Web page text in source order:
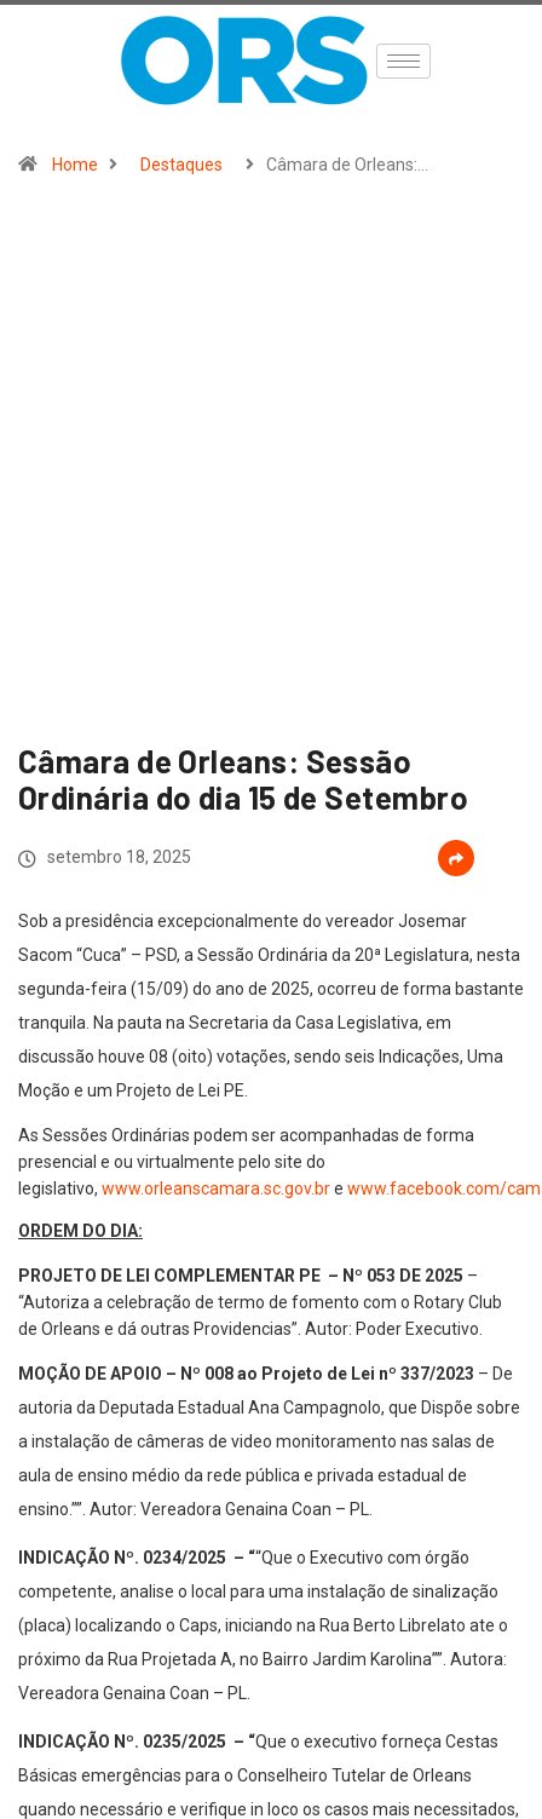
Home Destaques Câmara de Orleans:…
Câmara de Orleans: Sessão
Ordinária do dia 15 de Setembro
setembro 18, 2025
Sob a presidência excepcionalmente do vereador Josemar
Sacom “Cuca” – PSD, a Sessão Ordinária da 20ª Legislatura, nesta
segunda-feira (15/09) do ano de 2025, ocorreu de forma bastante
tranquila. Na pauta na Secretaria da Casa Legislativa, em
discussão houve 08 (oito) votações, sendo seis Indicações, Uma
Moção e um Projeto de Lei PE.
As Sessões Ordinárias podem ser acompanhadas de forma
presencial e ou virtualmente pelo site do
legislativo, www.orleanscamara.sc.gov.bre www.facebook.com/
ORDEM DO DIA:
PROJETO DE LEI COMPLEMENTAR PE – Nº 053 DE 2025 –
“Autoriza a celebração de termo de fomento com o Rotary Club
de Orleans e dá outras Providencias”. Autor: Poder Executivo.
MOÇÃO DE APOIO – Nº 008 ao Projeto de Lei nº 337/2023 – De
autoria da Deputada Estadual Ana Campagnolo, que Dispõe sobre
a instalação de câmeras de video monitoramento nas salas de
aula de ensino médio da rede pública e privada estadual de
ensino.””. Autor: Vereadora Genaina Coan – PL.
INDICAÇÃO Nº. 0234/2025 – ““Que o Executivo com órgão
competente, analise o local para uma instalação de sinalização
(placa) localizando o Caps, iniciando na Rua Berto Librelato ate o
próximo da Rua Projetada A, no Bairro Jardim Karolina””. Autora:
Vereadora Genaina Coan – PL.
INDICAÇÃO Nº. 0235/2025 – “Que o executivo forneça Cestas
Básicas emergências para o Conselheiro Tutelar de Orleans
quando necessário e verifique in loco os casos mais necessitados,